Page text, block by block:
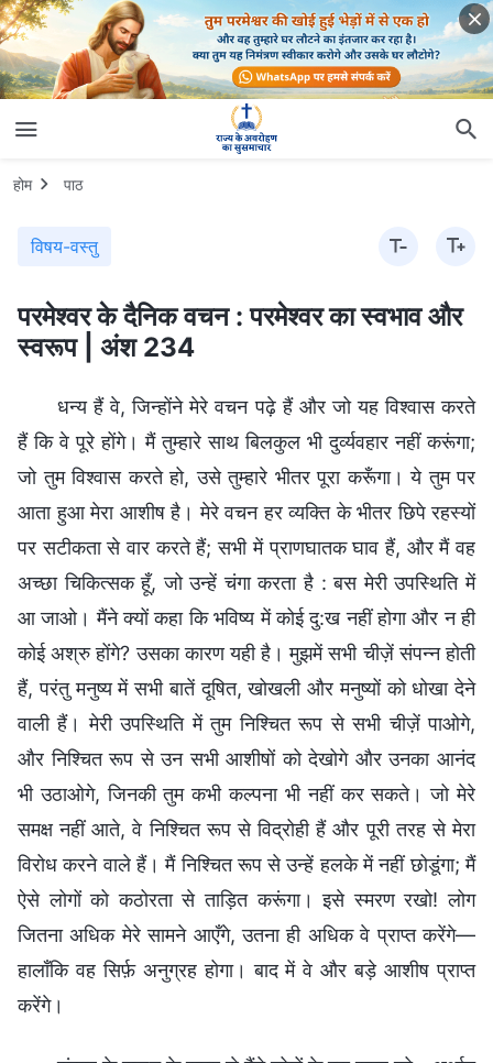
होम पाठ
विषय-वस्तु
परमेश्वर के दैनिक वचन : परमेश्वर का स्वभाव और
स्वरूप | अंश 234
धन्य हैं वे, जिन्होंने मेरे वचन पढ़े हैं और जो यह विश्वास करते
हैं कि वे पूरे होंगे। मैं तुम्हारे साथ बिलकुल भी दुर्व्यवहार नहीं करूंगा;
जो तुम विश्वास करते हो, उसे तुम्हारे भीतर पूरा करूँगा। ये तुम पर
आता हुआ मेरा आशीष है। मेरे वचन हर व्यक्ति के भीतर छिपे रहस्यों
पर सटीकता से वार करते हैं; सभी में प्राणघातक घाव हैं, और मैं वह
अच्छा चिकित्सक हूँ, जो उन्हें चंगा करता है : बस मेरी उपस्थिति में
आ जाओ। मैंने क्यों कहा कि भविष्य में कोई दु:ख नहीं होगा और न ही
कोई अश्रु होंगे? उसका कारण यही है। मुझमें सभी चीज़ें संपन्न होती
हैं, परंतु मनुष्य में सभी बातें दूषित, खोखली और मनुष्यों को धोखा देने
वाली हैं। मेरी उपस्थिति में तुम निश्चित रूप से सभी चीज़ें पाओगे,
और निश्चित रूप से उन सभी आशीषों को देखोगे और उनका आनंद
भी उठाओगे, जिनकी तुम कभी कल्पना भी नहीं कर सकते। जो मेरे
समक्ष नहीं आते, वे निश्चित रूप से विद्रोही हैं और पूरी तरह से मेरा
विरोध करने वाले हैं। मैं निश्चित रूप से उन्हें हलके में नहीं छोडूंगा; मैं
ऐसे लोगों को कठोरता से ताड़ित करूंगा। इसे स्मरण रखो! लोग
जितना अधिक मेरे सामने आएँगे, उतना ही अधिक वे प्राप्त करेंगे—
हालाँकि वह सिर्फ़ अनुग्रह होगा। बाद में वे और बड़े आशीष प्राप्त
करेंगे।